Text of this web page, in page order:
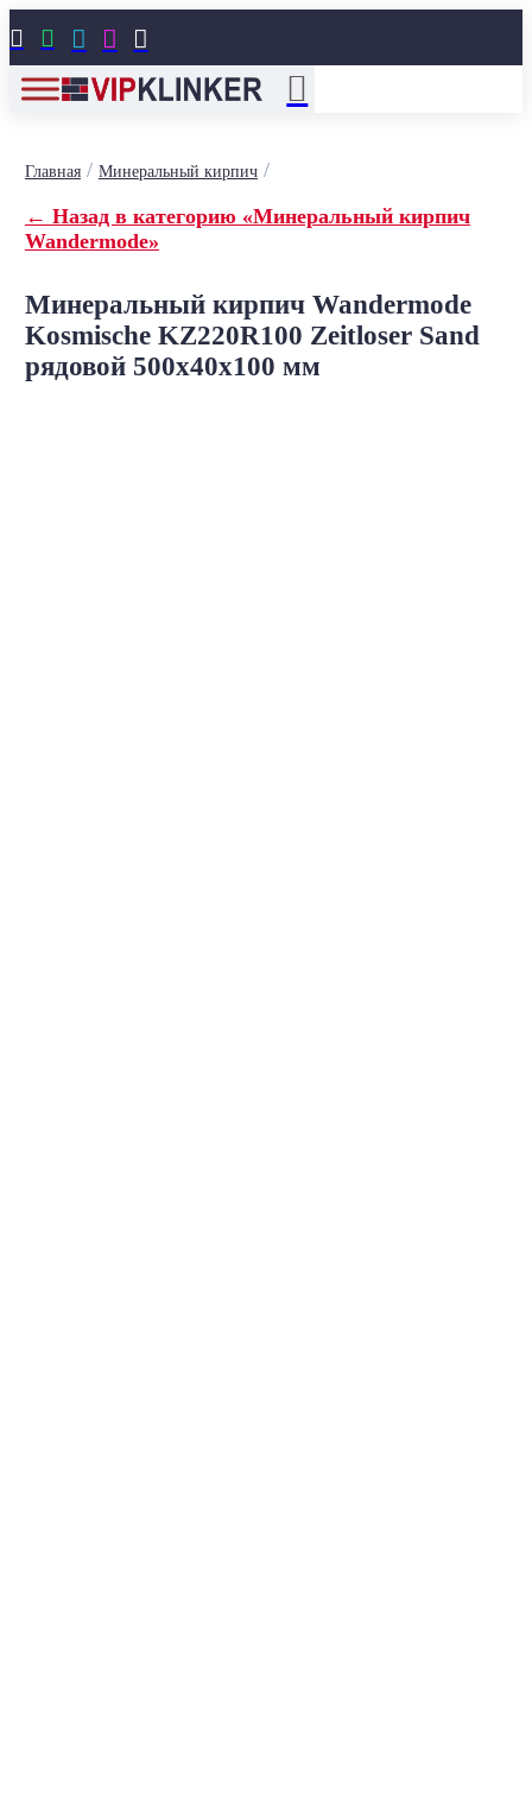
    
Главная/ Минеральный кирпич/
← Назад в категорию «Минеральный кирпич
Wandermode»
Минеральный кирпич Wandermode
Kosmische KZ220R100 Zeitloser Sand
рядовой 500x40x100 мм